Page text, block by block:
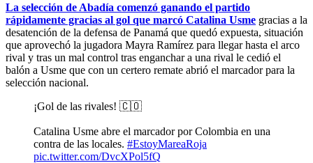
La selección de Abadía comenzó ganando el partido
rápidamente gracias al gol que marcó Catalina Usme gracias a la
desatención de la defensa de Panamá que quedó expuesta, situación
que aprovechó la jugadora Mayra Ramírez para llegar hasta el arco
rival y tras un mal control tras enganchar a una rival le cedió el
balón a Usme que con un certero remate abrió el marcador para la
selección nacional.
¡Gol de las rivales! 🇨🇴
Catalina Usme abre el marcador por Colombia en una
contra de las locales. #EstoyMareaRoja
pic.twitter.com/DvcXPol5fQ